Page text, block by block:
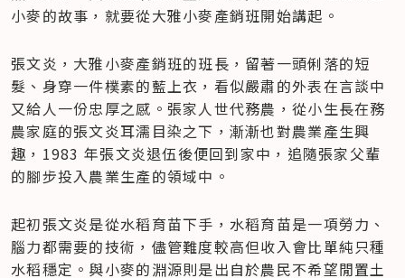
小麥的故事，就要從大雅小麥產銷班開始講起。
張文炎，大雅小麥產銷班的班長，留著一頭俐落的短
髮、身穿一件樸素的藍上衣，看似嚴肅的外表在言談中
又給人一份忠厚之感。張家人世代務農，從小生長在務
農家庭的張文炎耳濡目染之下，漸漸也對農業產生興
趣，1983 年張文炎退伍後便回到家中，追隨張家父輩
的腳步投入農業生產的領域中。
起初張文炎是從水稻育苗下手，水稻育苗是一項勞力、
腦力都需要的技術，儘管難度較高但收入會比單純只種
水稻穩定。與小麥的淵源則是出自於農民不希望閒置土